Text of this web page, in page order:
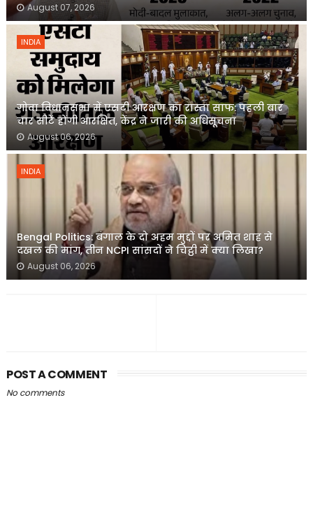
August 07, 2026
INDIA
गोवा विधानसभा में एसटी आरक्षण का रास्ता साफ: पहली बार
चार सीटें होंगी आरक्षित, केंद्र ने जारी की अधिसूचना
August 06, 2026
INDIA
Bengal Politics: बंगाल के दो अहम मुद्दों पर अमित शाह से
दखल की मांग, तीन NCPI सांसदों ने चिट्ठी में क्या लिखा?
August 06, 2026
POST A COMMENT
No comments